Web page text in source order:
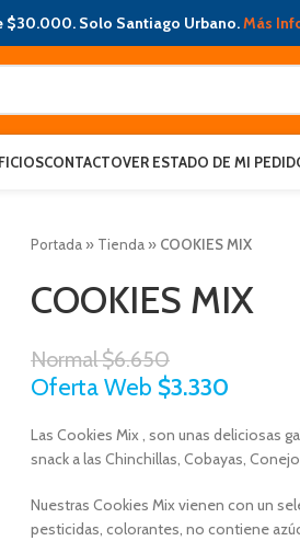
$30.000. Solo Santiago Urbano.Más
CONTACTOVER ESTADO DE MI
Portada » Tienda » COOKIES MIX
COOKIES MIX
Normal$6.650
Oferta Web $3.330
Las Cookies Mix , son unas deliciosas
snack a las Chinchillas, Cobayas,
Nuestras Cookies Mix vienen con un
pesticidas, colorantes, no contiene